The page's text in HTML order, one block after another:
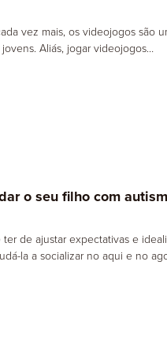
vez mais, os videojogos são
Aliás, jogar videojogos…
o seu filho com
de ajustar expectativas e
la a socializar no aqui e no